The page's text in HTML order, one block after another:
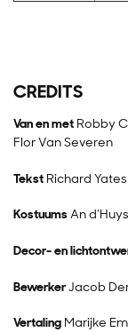
CREDITS
Van en met Robby
Flor Van Severen
Tekst Richard Yates
KostuumsAn d’Huys
Decor- en
BewerkerJacob
Vertaling Marijke